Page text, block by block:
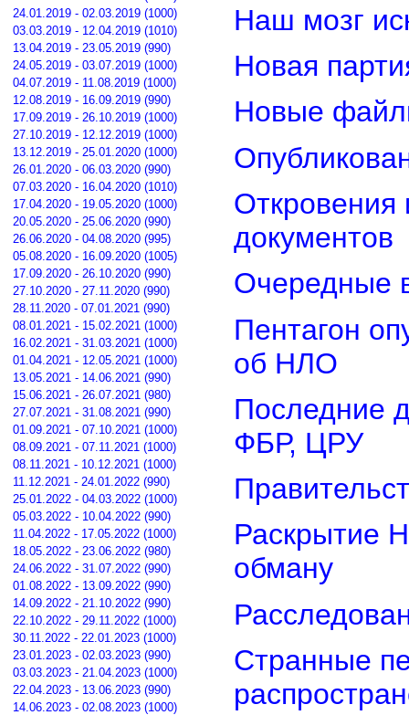
24.01.2019 - 02.03.2019 (1000)
03.03.2019 - 12.04.2019 (1010)
13.04.2019 - 23.05.2019 (990)
24.05.2019 - 03.07.2019 (1000)
04.07.2019 - 11.08.2019 (1000)
12.08.2019 - 16.09.2019 (990)
17.09.2019 - 26.10.2019 (1000)
27.10.2019 - 12.12.2019 (1000)
13.12.2019 - 25.01.2020 (1000)
26.01.2020 - 06.03.2020 (990)
07.03.2020 - 16.04.2020 (1010)
17.04.2020 - 19.05.2020 (1000)
20.05.2020 - 25.06.2020 (990)
26.06.2020 - 04.08.2020 (995)
05.08.2020 - 16.09.2020 (1005)
17.09.2020 - 26.10.2020 (990)
27.10.2020 - 27.11.2020 (990)
28.11.2020 - 07.01.2021 (990)
08.01.2021 - 15.02.2021 (1000)
16.02.2021 - 31.03.2021 (1000)
01.04.2021 - 12.05.2021 (1000)
13.05.2021 - 14.06.2021 (990)
15.06.2021 - 26.07.2021 (980)
27.07.2021 - 31.08.2021 (990)
01.09.2021 - 07.10.2021 (1000)
08.09.2021 - 07.11.2021 (1000)
08.11.2021 - 10.12.2021 (1000)
11.12.2021 - 24.01.2022 (990)
25.01.2022 - 04.03.2022 (1000)
05.03.2022 - 10.04.2022 (990)
11.04.2022 - 17.05.2022 (1000)
18.05.2022 - 23.06.2022 (980)
24.06.2022 - 31.07.2022 (990)
01.08.2022 - 13.09.2022 (990)
14.09.2022 - 21.10.2022 (990)
22.10.2022 - 29.11.2022 (1000)
30.11.2022 - 22.01.2023 (1000)
23.01.2023 - 02.03.2023 (990)
03.03.2023 - 21.04.2023 (1000)
22.04.2023 - 13.06.2023 (990)
14.06.2023 - 02.08.2023 (1000)
Наш мозг
Новая
Новые
Откровения
документов
Очередные
Пентагон
об НЛО
Последние
ФБР, ЦРУ
Раскрытие
обману
Странные